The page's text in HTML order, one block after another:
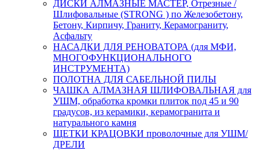
ДИСКИ АЛМАЗНЫЕ МАСТЕР, Отрезные /
Шлифовальные (STRONG ) по Железобетону,
Бетону, Кирпичу, Граниту, Керамограниту,
Асфальту
НАСАДКИ ДЛЯ РЕНОВАТОРА (для МФИ,
МНОГОФУНКЦИОНАЛЬНОГО
ИНСТРУМЕНТА)
ПОЛОТНА ДЛЯ САБЕЛЬНОЙ ПИЛЫ
ЧАШКА АЛМАЗНАЯ ШЛИФОВАЛЬНАЯ для
УШМ, обработка кромки плиток под 45 и 90
градусов, из керамики, керамогранита и
натурального камня
ЩЕТКИ КРАЦОВКИ проволочные для УШМ/
ДРЕЛИ